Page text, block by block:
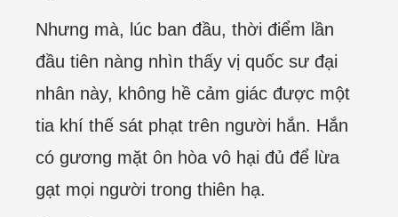
Nhưng mà, lúc ban đầu, thời điểm lần
đầu tiên nàng nhìn thấy vị quốc sư đại
nhân này, không hề cảm giác được một
tia khí thế sát phạt trên người hắn. Hắn
có gương mặt ôn hòa vô hại đủ để lừa
gạt mọi người trong thiên hạ.